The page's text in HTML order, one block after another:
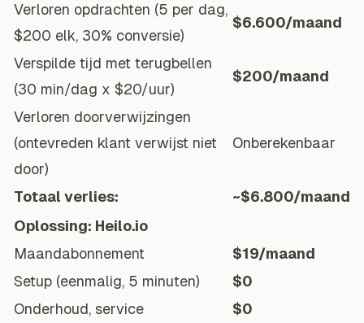
Verloren opdrachten (5 per dag,
$200 elk, 30% conversie)
$6.600/maand
Verspilde tijd met terugbellen
(30 min/dag x $20/uur)
$200/maand
Verloren doorverwijzingen
(ontevreden klant verwijst niet
door)
Onberekenbaar
Totaal verlies:
~$6.800/maand
Oplossing: Heilo.io
Maandabonnement
$19/maand
Setup (eenmalig, 5 minuten)
$0
Onderhoud, service
$0